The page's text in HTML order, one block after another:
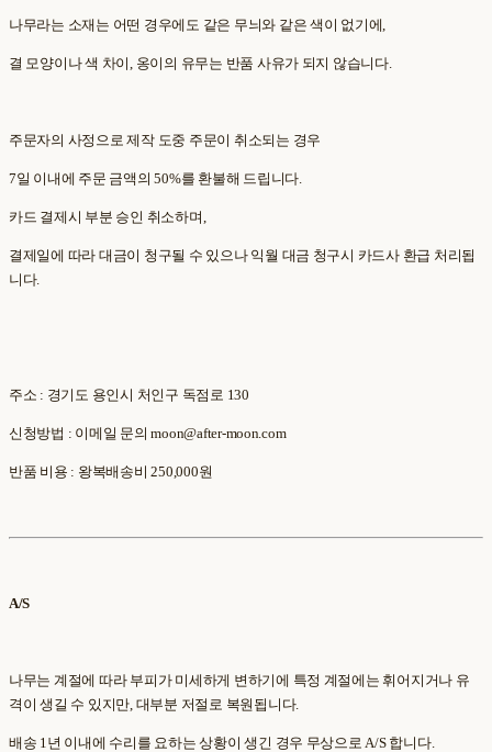
나무라는 소재는 어떤 경우에도 같은 무늬와 같은 색이 없기에,
결 모양이나 색 차이, 옹이의 유무는 반품 사유가 되지 않습니다.
주문자의 사정으로 제작 도중 주문이 취소되는 경우
7일 이내에 주문 금액의 50%를 환불해 드립니다.
카드 결제시 부분 승인 취소하며,
결제일에 따라 대금이 청구될 수 있으나 익월 대금 청구시 카드사 환급 처리됩
니다.
주소 : 경기도 용인시 처인구 독점로 130
신청방법 : 이메일 문의 moon@after-moon.com
반품 비용 : 왕복배송비 250,000원
A/S
나무는 계절에 따라 부피가 미세하게 변하기에 특정 계절에는 휘어지거나 유
격이 생길 수 있지만, 대부분 저절로 복원됩니다.
배송 1년 이내에 수리를 요하는 상황이 생긴 경우 무상으로 A/S 합니다.